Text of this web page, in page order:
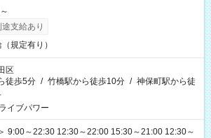
支給あり
規定有り）
区
徒歩5分 / 竹橋駅から徒歩10分 / 神保町駅から徒
イブパワー
9:00～22:30 12:30～22:00 15:30～21:00 12:30～